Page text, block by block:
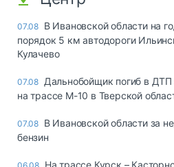
07.08 В Ивановской области на
порядок 5 км автодороги
Кулачево
07.08 Дальнобойщик погиб в
на трассе М-10 в Тверской
07.08 В Ивановской области за
бензин
На трассе Курск –